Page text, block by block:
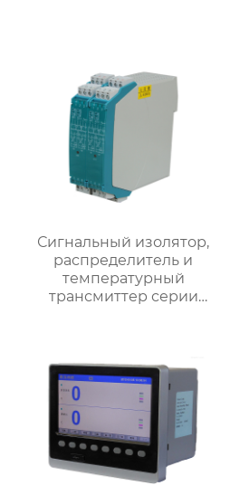
Сигнальный изолятор,
распределитель и
температурный
трансмиттер серии